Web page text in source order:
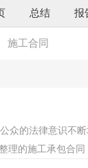
总结 报
施工合同
众的法律意识不
理的施工承包合同